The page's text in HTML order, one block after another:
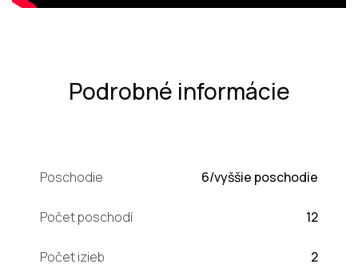
Podrobné informácie
Poschodie 6/vyššie poschodie
Počet poschodí 12
Počet izieb 2